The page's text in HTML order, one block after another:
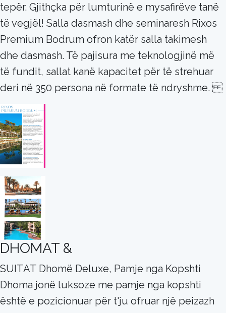
tepër. Gjithçka për lumturinë e mysafirëve tanë
të vegjël! Salla dasmash dhe seminaresh Rixos
Premium Bodrum ofron katër salla takimesh
dhe dasmash. Të pajisura me teknologjinë më
të fundit, sallat kanë kapacitet për të strehuar
deri në 350 persona në formate të ndryshme.
DHOMAT &
SUITAT Dhomë Deluxe, Pamje nga Kopshti
Dhoma jonë luksoze me pamje nga kopshti
është e pozicionuar për t'ju ofruar një peizazh